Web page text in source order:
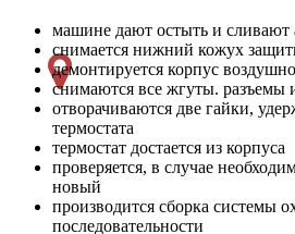
машине дают остыть и сливают
снимается нижний кожух
демонтируется корпус
снимаются все жгуты. разъемы
отворачиваются две гайки,
термостата
термостат достается из корпуса
проверяется, в случае
новый
производится сборка системы
последовательности